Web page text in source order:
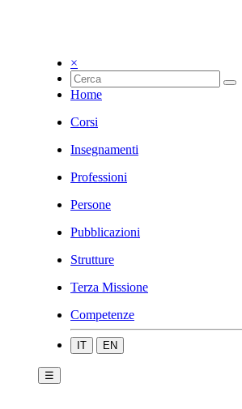
×
Home
Corsi
Insegnamenti
Professioni
Persone
Pubblicazioni
Strutture
Terza Missione
Competenze
IT EN
☰